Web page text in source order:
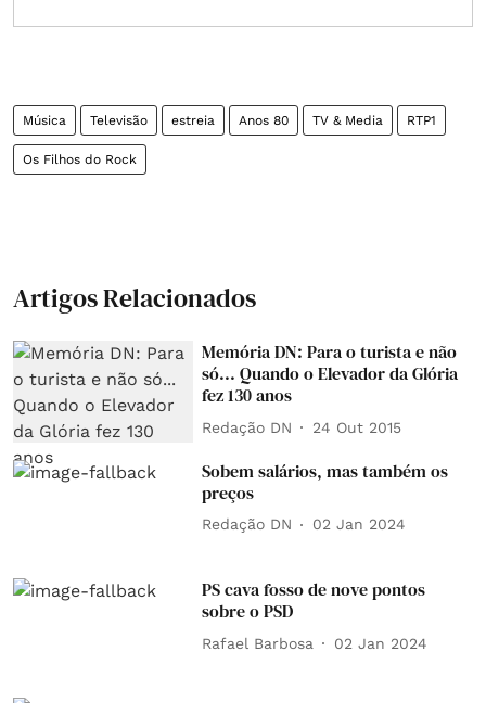
Música Televisão estreia Anos 80 TV & Media RTP1
Os Filhos do Rock
Artigos Relacionados
Memória DN: Para o turista e não
só... Quando o Elevador da Glória
fez 130 anos
Redação DN 24 Out 2015
Sobem salários, mas também os
preços
Redação DN 02 Jan 2024
PS cava fosso de nove pontos
sobre o PSD
Rafael Barbosa 02 Jan 2024